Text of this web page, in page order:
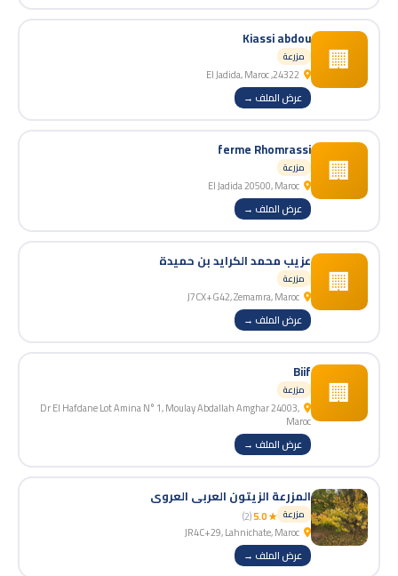
🏢
Kiassi abdou
مزرعة
عرض الملف →
🏢
ferme Rhomrassi
مزرعة
عرض الملف →
🏢 عزيب محمد الكرايد بن حميدة
مزرعة
عرض الملف →
🏢
Biif
مزرعة
Dr El Hafdane Lot Amina N° 1, Moulay Abdallah Amghar 24003,
Maroc
عرض الملف →
المزرعة الزيتون العربي العروي
مزرعة ★ 5.0
(2)
عرض الملف →